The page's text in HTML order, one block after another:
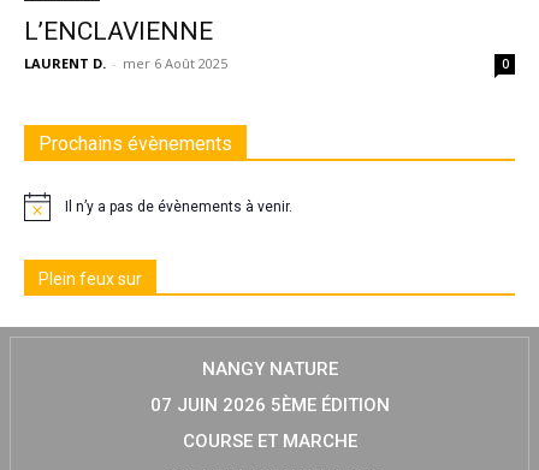
L’ENCLAVIENNE
LAURENT D. - mer 6 Août 2025 0
Prochains évènements
Il n’y a pas de évènements à venir.
Plein feux sur
NANGY NATURE
07 JUIN 2026 5ÈME ÉDITION
COURSE ET MARCHE